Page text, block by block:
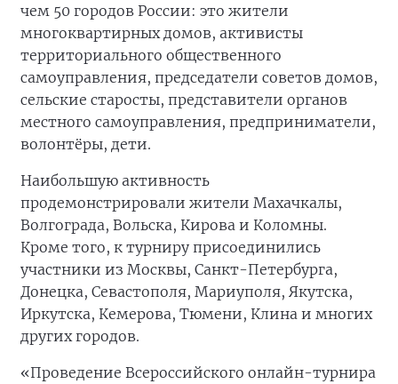
чем 50 городов России: это жители
многоквартирных домов, активисты
территориального общественного
самоуправления, председатели советов домов,
сельские старосты, представители органов
местного самоуправления, предприниматели,
волонтёры, дети.
Наибольшую активность
продемонстрировали жители Махачкалы,
Волгограда, Вольска, Кирова и Коломны.
Кроме того, к турниру присоединились
участники из Москвы, Санкт-Петербурга,
Донецка, Севастополя, Мариуполя, Якутска,
Иркутска, Кемерова, Тюмени, Клина и многих
других городов.
«Проведение Всероссийского онлайн-турнира